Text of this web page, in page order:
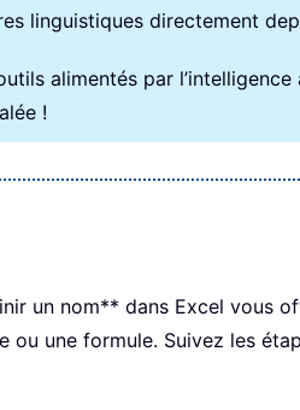
linguistiques directement
alimentés par
!
un nom** dans Excel vous
une formule. Suivez les